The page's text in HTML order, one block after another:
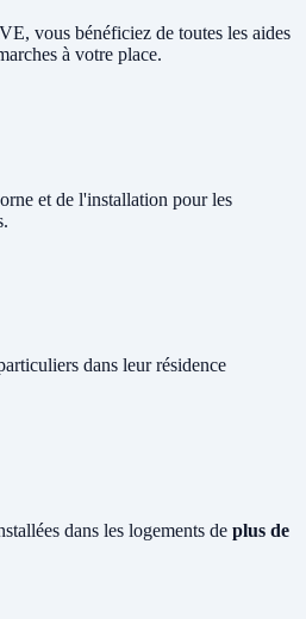
vous bénéficiez de toutes les aides
à votre place.
et de l'installation pour les
dans leur résidence
dans les logements de plus de